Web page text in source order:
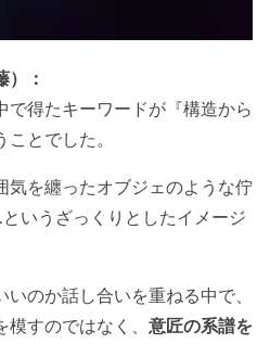
）：
で得たキーワードが『構造から
とでした。
気を纏ったオブジェのような佇
いうざっくりとしたイメージ
のか話し合いを重ねる中で、
すのではなく、 意匠の系譜を